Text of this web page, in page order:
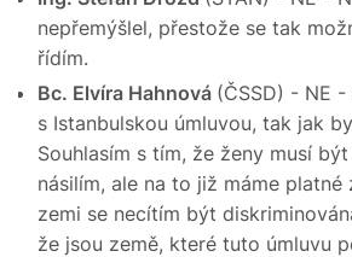
nepřemýšlel, přestože se tak
řídím.
Bc. Elvíra Hahnová (ČSSD) - NE
s Istanbulskou úmluvou, tak jak
Souhlasím s tím, že ženy musí
násilím, ale na to již máme platné
zemi se necítím být
že jsou země, které tuto úmluvu